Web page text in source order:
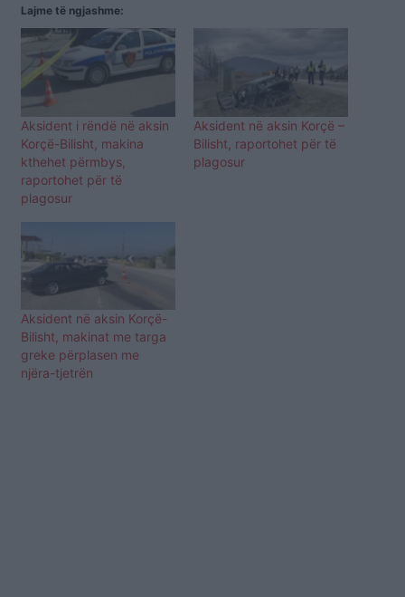
Lajme të ngjashme:
Aksident i rëndë në aksin
Korçë-Bilisht, makina
kthehet përmbys,
raportohet për të
plagosur
Aksident në aksin Korçë –
Bilisht, raportohet për të
plagosur
Aksident në aksin Korçë-
Bilisht, makinat me targa
greke përplasen me
njëra-tjetrën